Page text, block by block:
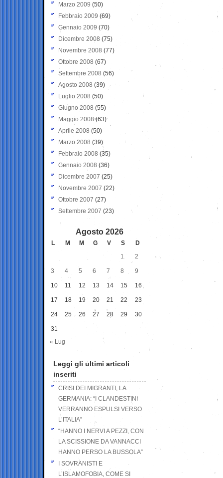
Marzo 2009 (50)
Febbraio 2009 (69)
Gennaio 2009 (70)
Dicembre 2008 (75)
Novembre 2008 (77)
Ottobre 2008 (67)
Settembre 2008 (56)
Agosto 2008 (39)
Luglio 2008 (50)
Giugno 2008 (55)
Maggio 2008(63)
Aprile 2008 (50)
Marzo 2008 (39)
Febbraio 2008 (35)
Gennaio 2008 (36)
Dicembre 2007 (25)
Novembre 2007 (22)
Ottobre 2007 (27)
Settembre 2007 (23)
Agosto 2026
L M M G V S
D
1
2
3 4 5 6 7 8 9
10 11 12 13 14 15 16
17 18 19 20 21 22 23
24 25 26 27 28 29 30
31
« Lug
Leggi gli ultimi articoli
inseriti
CRISI DEI MIGRANTI, LA
GERMANIA: “I CLANDESTINI
VERRANNO ESPULSI VERSO
L’ITALIA”
“HANNO I NERVI A PEZZI, CON
LA SCISSIONE DA VANNACCI
HANNO PERSO LA BUSSOLA”
I SOVRANISTI E
L’ISLAMOFOBIA, COME SI